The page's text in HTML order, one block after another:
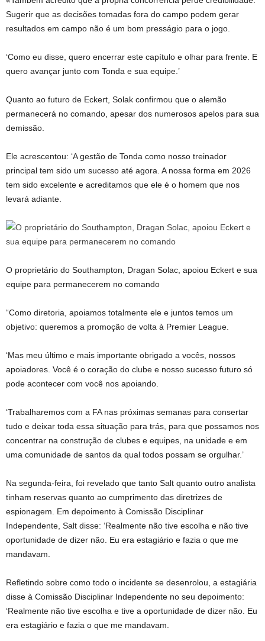
Sugerir que as decisões tomadas fora do campo podem gerar
resultados em campo não é um bom presságio para o jogo.
‘Como eu disse, quero encerrar este capítulo e olhar para frente. E
quero avançar junto com Tonda e sua equipe.’
Quanto ao futuro de Eckert, Solak confirmou que o alemão
permanecerá no comando, apesar dos numerosos apelos para sua
demissão.
Ele acrescentou: ‘A gestão de Tonda como nosso treinador
principal tem sido um sucesso até agora. A nossa forma em 2026
tem sido excelente e acreditamos que ele é o homem que nos
levará adiante.
O proprietário do Southampton, Dragan Solac, apoiou Eckert e sua
equipe para permanecerem no comando
“Como diretoria, apoiamos totalmente ele e juntos temos um
objetivo: queremos a promoção de volta à Premier League.
‘Mas meu último e mais importante obrigado a vocês, nossos
apoiadores. Você é o coração do clube e nosso sucesso futuro só
pode acontecer com você nos apoiando.
‘Trabalharemos com a FA nas próximas semanas para consertar
tudo e deixar toda essa situação para trás, para que possamos nos
concentrar na construção de clubes e equipes, na unidade e em
uma comunidade de santos da qual todos possam se orgulhar.’
Na segunda-feira, foi revelado que tanto Salt quanto outro analista
tinham reservas quanto ao cumprimento das diretrizes de
espionagem. Em depoimento à Comissão Disciplinar
Independente, Salt disse: ‘Realmente não tive escolha e não tive
oportunidade de dizer não. Eu era estagiário e fazia o que me
mandavam.
Refletindo sobre como todo o incidente se desenrolou, a estagiária
disse à Comissão Disciplinar Independente no seu depoimento:
‘Realmente não tive escolha e tive a oportunidade de dizer não. Eu
era estagiário e fazia o que me mandavam.